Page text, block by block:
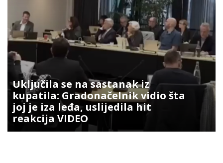
Uključila se na sastanak iz
kupatila: Gradonačelnik vidio šta
joj je iza leđa, uslijedila hit
reakcija VIDEO